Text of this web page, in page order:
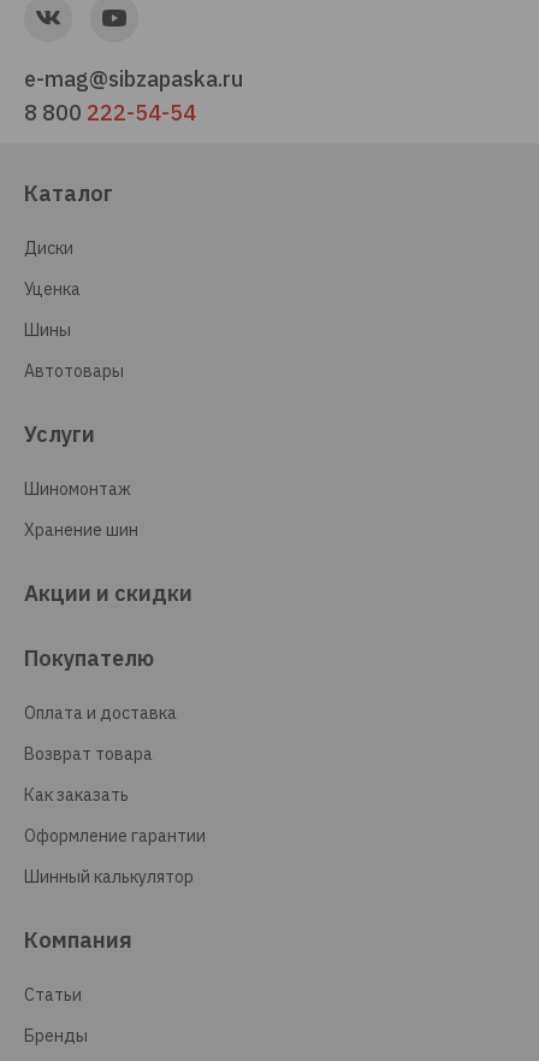
e-mag@sibzapaska.ru
8 800 222-54-54
Каталог
Диски
Уценка
Шины
Автотовары
Услуги
Шиномонтаж
Хранение шин
Акции и скидки
Покупателю
Оплата и доставка
Возврат товара
Как заказать
Оформление гарантии
Шинный калькулятор
Компания
Статьи
Бренды